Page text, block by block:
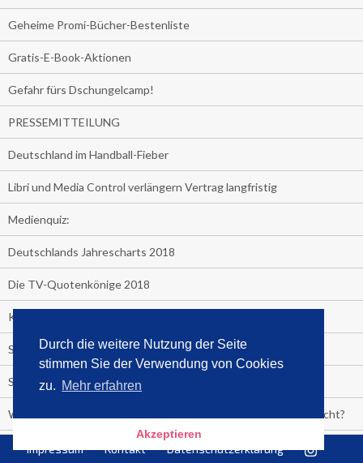
Durch die weitere Nutzung der Seite
stimmen Sie der Verwendung von Cookies
zu. Mehr erfahren
Akzeptieren
Geheime Promi-Bücher-Bestenliste
Gratis-E-Book-Aktionen
Gefahr fürs Dschungelcamp!
PRESSEMITTEILUNG
Deutschland im Handball-Fieber
Libri und Media Control verlängern Vertrag langfristig
Medienquiz:
Deutschlands Jahrescharts 2018
Die TV-Quotenkönige 2018
KNV und Media Control verlängern vorzeitig Zusammenarbeit
STRENG VERTRAULICH
Streaming verändert TV?
Welcher TV-Sender hat seine Marktanteile seit 2013 vervierfacht?
Impressum Kontakt Datenschutzerklärung